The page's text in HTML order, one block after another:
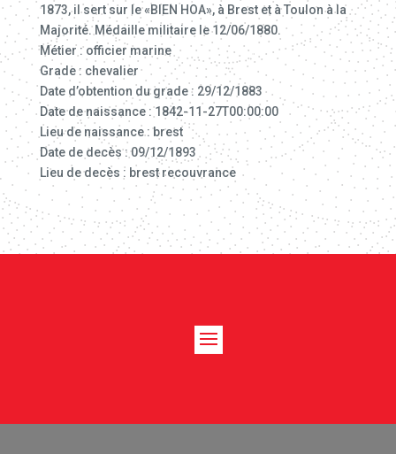
1873, il sert sur le «BIEN HOA», à Brest et à Toulon à la
Majorité. Médaille militaire le 12/06/1880.
Métier : officier marine
Grade : chevalier
Date d’obtention du grade : 29/12/1883
Date de naissance : 1842-11-27T00:00:00
Lieu de naissance : brest
Date de decès : 09/12/1893
Lieu de decès : brest recouvrance